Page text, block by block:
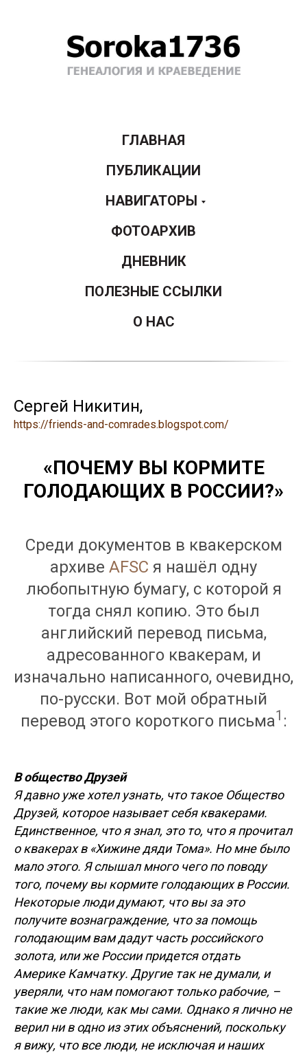
ГЛАВНАЯ
ПУБЛИКАЦИИ
НАВИГАТОРЫ
ФОТОАРХИВ
ДНЕВНИК
ПОЛЕЗНЫЕ ССЫЛКИ
О НАС
Сергей Никитин,
https://friends-and-comrades.blogspot.com/
«ПОЧЕМУ ВЫ КОРМИТЕ
ГОЛОДАЮЩИХ В РОССИИ?»
Среди документов в квакерском
архиве AFSC я нашёл одну
любопытную бумагу, с которой я
тогда снял копию. Это был
английский перевод письма,
адресованного квакерам, и
изначально написанного, очевидно,
по-русски. Вот мой обратный
перевод этого короткого письма1 :
В общество Друзей
Я давно уже хотел узнать, что такое Общество
Друзей, которое называет себя квакерами.
Единственное, что я знал, это то, что я прочитал
о квакерах в «Хижине дяди Тома». Но мне было
мало этого. Я слышал много чего по поводу
того, почему вы кормите голодающих в России.
Некоторые люди думают, что вы за это
получите вознаграждение, что за помощь
голодающим вам дадут часть российского
золота, или же России придется отдать
Америке Камчатку. Другие так не думали, и
уверяли, что нам помогают только рабочие, –
такие же люди, как мы сами. Однако я лично не
верил ни в одно из этих объяснений, поскольку
я вижу, что все люди, не исключая и наших